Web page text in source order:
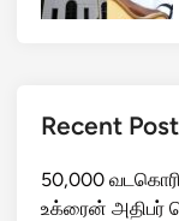
Recent
50,000
உக்ரைன் அதிபர்